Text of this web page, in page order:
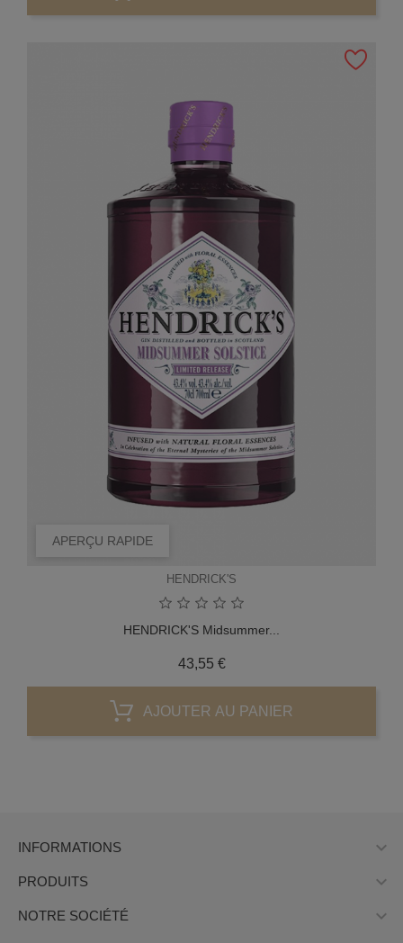
APERÇU RAPIDE
HENDRICK'S
HENDRICK'S Midsummer...
43,55 €Prix
AJOUTER AU PANIER
INFORMATIONS 
PRODUITS 
NOTRE SOCIÉTÉ 